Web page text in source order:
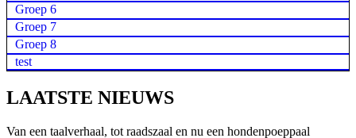
Groep 6
Groep 7
Groep 8
test
LAATSTE NIEUWS
Van een taalverhaal, tot raadszaal en nu een hondenpoeppaal